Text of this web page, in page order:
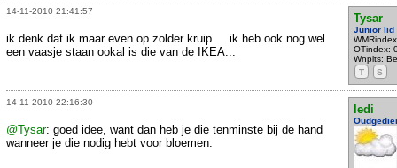
14-11-2010 21:41:57
Tysar
Junior lid
OTindex:
Wnplts:
T
S
ik denk dat ik maar even op zolder kruip.... ik heb ook nog wel
een vaasje staan ookal is die van de IKEA...
14-11-2010 22:16:30
ledi
@Tysar: goed idee, want dan heb je die tenminste bij de hand
wanneer je die nodig hebt voor bloemen.